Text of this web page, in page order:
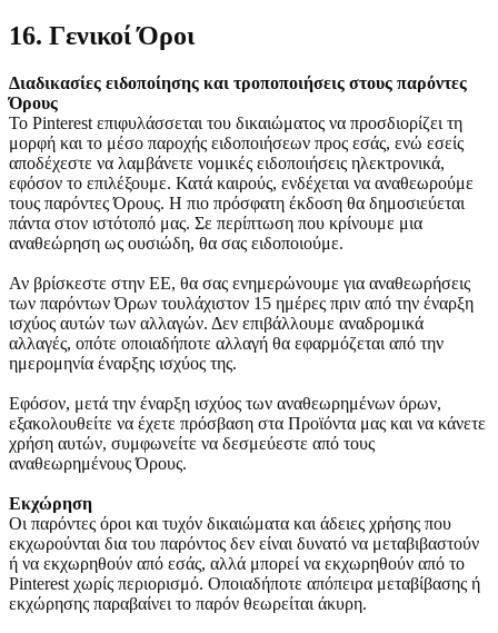
16. Γενικοί Όροι
Διαδικασίες ειδοποίησης και τροποποιήσεις στους παρόντες
Όρους
Το Pinterest επιφυλάσσεται του δικαιώματος να προσδιορίζει τη
μορφή και το μέσο παροχής ειδοποιήσεων προς εσάς, ενώ εσείς
αποδέχεστε να λαμβάνετε νομικές ειδοποιήσεις ηλεκτρονικά,
εφόσον το επιλέξουμε. Κατά καιρούς, ενδέχεται να αναθεωρούμε
τους παρόντες Όρους. Η πιο πρόσφατη έκδοση θα δημοσιεύεται
πάντα στον ιστότοπό μας. Σε περίπτωση που κρίνουμε μια
αναθεώρηση ως ουσιώδη, θα σας ειδοποιούμε.
Αν βρίσκεστε στην ΕΕ, θα σας ενημερώνουμε για αναθεωρήσεις
των παρόντων Όρων τουλάχιστον 15 ημέρες πριν από την έναρξη
ισχύος αυτών των αλλαγών. Δεν επιβάλλουμε αναδρομικά
αλλαγές, οπότε οποιαδήποτε αλλαγή θα εφαρμόζεται από την
ημερομηνία έναρξης ισχύος της.
Εφόσον, μετά την έναρξη ισχύος των αναθεωρημένων όρων,
εξακολουθείτε να έχετε πρόσβαση στα Προϊόντα μας και να κάνετε
χρήση αυτών, συμφωνείτε να δεσμεύεστε από τους
αναθεωρημένους Όρους.
Εκχώρηση
Οι παρόντες όροι και τυχόν δικαιώματα και άδειες χρήσης που
εκχωρούνται δια του παρόντος δεν είναι δυνατό να μεταβιβαστούν
ή να εκχωρηθούν από εσάς, αλλά μπορεί να εκχωρηθούν από το
Pinterest χωρίς περιορισμό. Οποιαδήποτε απόπειρα μεταβίβασης ή
εκχώρησης παραβαίνει το παρόν θεωρείται άκυρη.